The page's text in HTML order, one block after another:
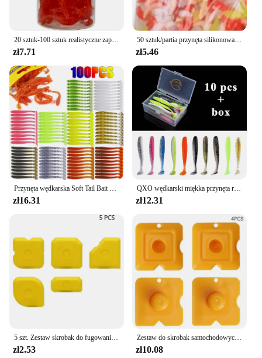
zł7.71
50 sztuk/partia przynęta silikonowa Maggot Grub miękka przynęta wędkarska 2cm 0.3g sztuczny chleb zapach robaki sprzęt na akcesoria zimowe
zł5.46
Przynęta wędkarska Soft Tail Bait Set Grub Worm Swimbaits Silicone Wobblers Pesca Bass Carp Fishing Tackle Random Color 50/100Pcs
zł16.31
QXO wędkarski miękka przynęta robak z pudełkiem silikonowa przynęta Swimbait Streamer błystka na ryby morska 7cm 10cm wobler zestaw
zł12.31
5 szt. Zestaw skrobak do fugowania, wygładzający fugę do usuwania silikonowych szczelin, wypełniacz, wygładzający szpatułkę do czyszczenia uszczelniacza
zł2.53
Zestaw do skrobak samochodowych, zestaw do fugowania, wygładzający zaprawy do klejenia, silikonowy wypełniacz, wygładzający szpatułkę do czyszczenia uszczelniacza
zł10.08